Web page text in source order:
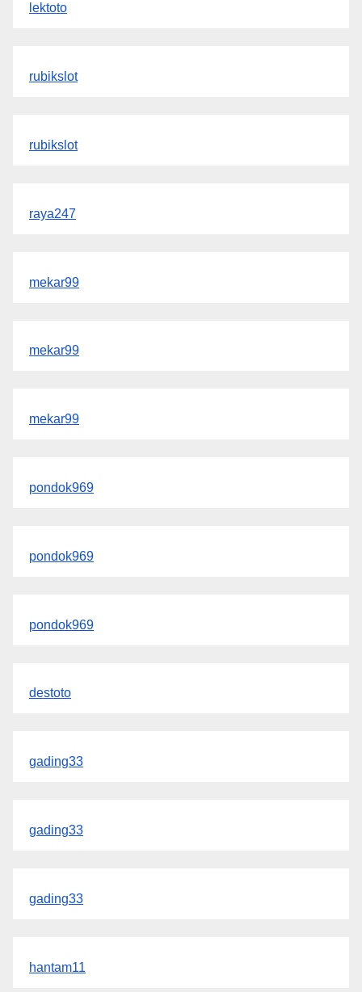
lektoto
rubikslot
rubikslot
raya247
mekar99
mekar99
mekar99
pondok969
pondok969
pondok969
destoto
gading33
gading33
gading33
hantam11